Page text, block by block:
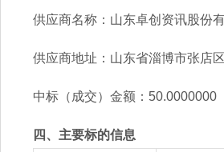
供应商名称：山东卓创资讯股份
供应商地址：山东省淄博市张店
中标（成交）金额： 50.0000000
四、主要标的信息